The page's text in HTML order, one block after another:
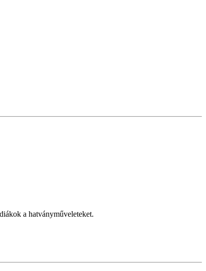
a hatványműveleteket.